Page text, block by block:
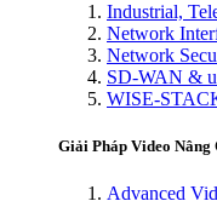
Industrial,
Network
Network
SD-WAN &
WISE-
Giải Pháp Video Nâng
Advanced